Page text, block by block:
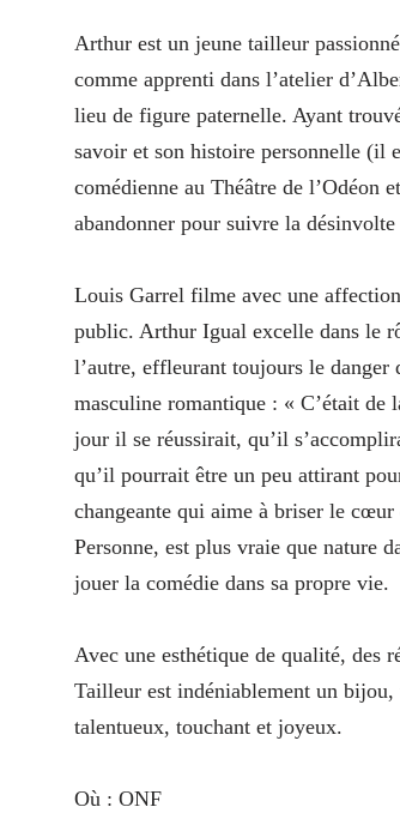
Arthur est un jeune tailleur
comme apprenti dans l’atelier
lieu de figure paternelle. Ayant
savoir et son histoire personnelle (il
comédienne au Théâtre de l’Odéon
abandonner pour suivre la
Louis Garrel filme avec une
public. Arthur Igual excelle dans le
l’autre, effleurant toujours le danger
masculine romantique : « C’était de
jour il se réussirait, qu’il
qu’il pourrait être un peu attirant
changeante qui aime à briser le cœur
Personne, est plus vraie que nature
jouer la comédie dans sa propre vie.
Avec une esthétique de qualité, des
Tailleur est indéniablement un
talentueux, touchant et joyeux.
Où : ONF